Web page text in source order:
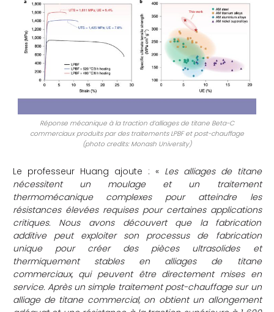
Réponse mécanique à la traction d’alliages de titane Beta-C
commerciaux produits par des traitements LPBF et post-chauffage
(photo credits: Monash University)
Le professeur Huang ajoute : « Les alliages de titane
nécessitent un moulage et un traitement
thermomécanique complexes pour atteindre les
résistances élevées requises pour certaines applications
critiques. Nous avons découvert que la fabrication
additive peut exploiter son processus de fabrication
unique pour créer des pièces ultrasolides et
thermiquement stables en alliages de titane
commerciaux, qui peuvent être directement mises en
service. Après un simple traitement post-chauffage sur un
alliage de titane commercial, on obtient un allongement